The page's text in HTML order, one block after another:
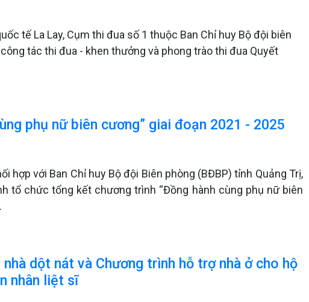
tế La Lay, Cụm thi đua số 1 thuộc Ban Chỉ huy Bộ đội biên
tác thi đua - khen thưởng và phong trào thi đua Quyết
phụ nữ biên cương” giai đoạn 2021 - 2025
hợp với Ban Chỉ huy Bộ đội Biên phòng (BĐBP) tỉnh Quảng Trị,
tổ chức tổng kết chương trình “Đồng hành cùng phụ nữ biên
dột nát và Chương trình hỗ trợ nhà ở cho hộ
nhân liệt sĩ